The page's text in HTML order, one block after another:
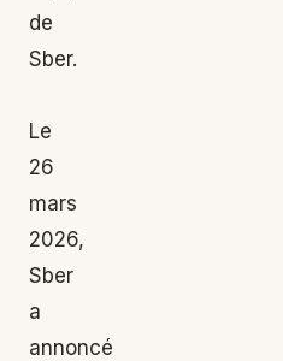
de
Sber.
Le
26
mars
2026,
Sber
a
annoncé